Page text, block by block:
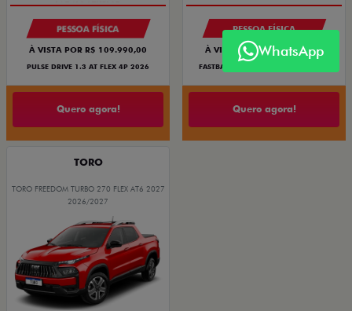
PESSOA FÍSICA
À VISTA POR R$ 109.990,00
PULSE DRIVE 1.3 AT FLEX 4P 2026
Quero agora!
PESSOA FÍSICA
À VISTA POR R$ 119.990,00
FASTBACK TURBO 200 FLEX AT 2026
Quero agora!
TORO
TORO FREEDOM TURBO 270 FLEX AT6 2027
2026/2027
WhatsApp